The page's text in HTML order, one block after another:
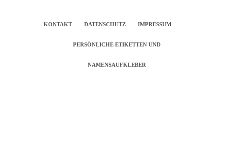
KONTAKT DATENSCHUTZ IMPRESSUM
PERSÖNLICHE ETIKETTEN UND
NAMENSAUFKLEBER